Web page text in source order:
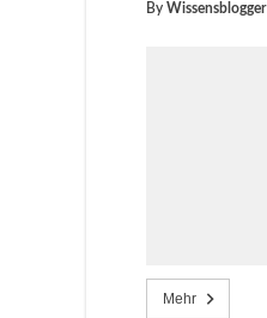
By Wissensblogger
Mehr